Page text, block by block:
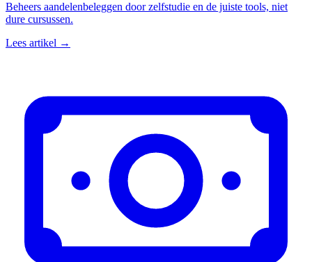
Beheers aandelenbeleggen door zelfstudie en de juiste tools, niet
dure cursussen.
Lees artikel →